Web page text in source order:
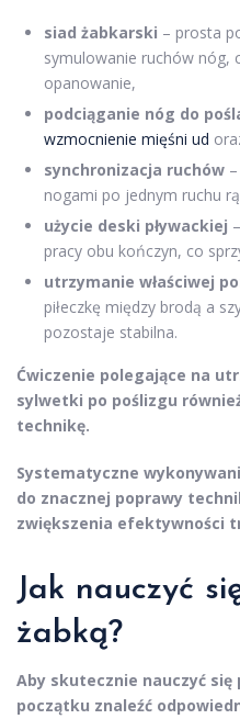
siad żabkarski – prosta
symulowanie ruchów nóg,
opanowanie,
podciąganie nóg do
wzmocnienie mięśni ud
synchronizacja ruchów
nogami po jednym ruchu
użycie deski pływackiej
pracy obu kończyn, co
utrzymanie właściwej
piłeczkę między brodą a
pozostaje stabilna.
Ćwiczenie polegające na
sylwetki po poślizgu
technikę.
Systematyczne
do znacznej poprawy
zwiększenia efektywności
Jak nauczyć
żabką?
Aby skutecznie nauczyć się
początku znaleźć